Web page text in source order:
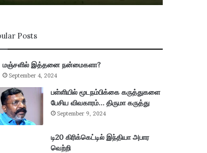
Posts
மஞ்சளில் இத்தனை நன்மைகளா?
September 4, 2024
பள்ளியில் மூடநம்பிக்கை கருத்துகளை
பேசிய விவகாரம்… திருமா கருத்து
September 9, 2024
டி20 கிரிக்கெட்டில் இந்தியா அபார
வெற்றி